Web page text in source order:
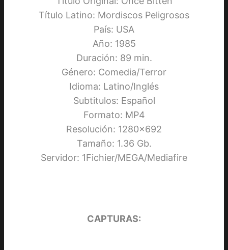
Título Latino: Mordiscos Peligrosos
País: USA
Año: 1985
Duración: 89 min.
Género: Comedia/Terror
Idioma: Latino/Inglés
Subtitulos: Español
Formato: MP4
Resolución: 1280×692
Tamaño: 1.36 Gb.
Servidor: 1Fichier/MEGA/Mediafire
CAPTURAS: